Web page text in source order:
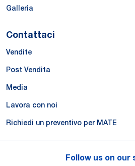
Galleria
Contattaci
Vendite
Post Vendita
Media
Lavora con noi
Richiedi un preventivo per MATE
Follow us on our